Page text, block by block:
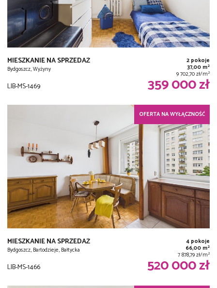
MIESZKANIE NA SPRZEDAŻ
Bydgoszcz, Wyżyny
2 pokoje
37,00 m2
9 702,70 zł/m2
LIB-MS-1469 359 000 zł
OFERTA NA WYŁĄCZNOŚĆ
MIESZKANIE NA SPRZEDAŻ
Bydgoszcz, Bartodzieje, Bałtycka
4 pokoje
66,00 m2
7 878,79 zł/m2
LIB-MS-1466 520 000 zł